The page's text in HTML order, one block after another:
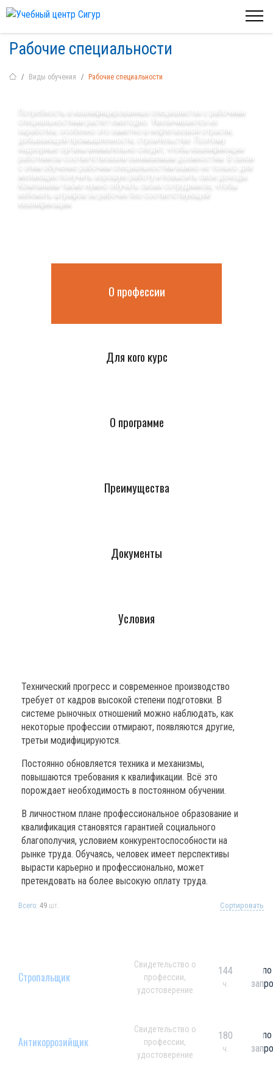
Рабочие специальности
Виды обучения Рабочие специальности
Потребность в квалифицированных специалистах с рабочими
специальностями растет ежегодно. Увеличиваются их
заработки, особенно это заметно в нефтегазовой отрасли,
добывающей промышленности, строительстве. Поэтому
надзорные органы внимательно следят, чтобы квалификации
работников соответствовали занимаемым должностям. В связи
с этим обучение рабочим специальностям важно не только для
желающих получить хорошую работу и повысить свои доходы.
Компаниям также нужно обучать своих сотрудников, чтобы
избежать штрафов за рабочих без соответствующей
квалификации.
О профессии
Для кого курс
О программе
Преимущества
Документы
Условия
Технический прогресс и современное производство
требует от кадров высокой степени подготовки. В
системе рыночных отношений можно наблюдать, как
некоторые профессии отмирают, появляются другие,
третьи модифицируются.
Постоянно обновляется техника и механизмы,
повышаются требования к квалификации. Всё это
порождает необходимость в постоянном обучении.
В личностном плане профессиональное образование и
квалификация становятся гарантией социального
благополучия, условием конкурентоспособности на
рынке труда. Обучаясь, человек имеет перспективы
вырасти карьерно и профессионально, может
претендовать на более высокую оплату труда.
Всего: 49 шт. Сортировать
Стропальщик
Свидетельство о
профессии,
удостоверение
144
ч.
по
Антикоррозийщик
Свидетельство о
профессии,
удостоверение
180
ч.
по